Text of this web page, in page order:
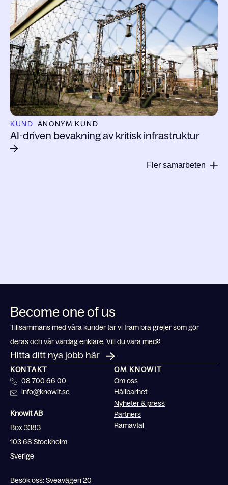
KUND ANONYM KUND
AI-driven bevakning av kritisk infrastruktur
Fler samarbeten
Become one of us
Tillsammans med våra kunder tar vi fram bra grejer som gör
deras och vår vardag enklare. Vill du vara med?
Hitta ditt nya jobb här
KONTAKT
08 700 66 00
info@knowit.se
Knowit AB
Box 3383
103 68 Stockholm
Sverige
Besök oss: Sveavägen 20
OM KNOWIT
Om oss
Hållbarhet
Nyheter & press
Partners
Ramavtal